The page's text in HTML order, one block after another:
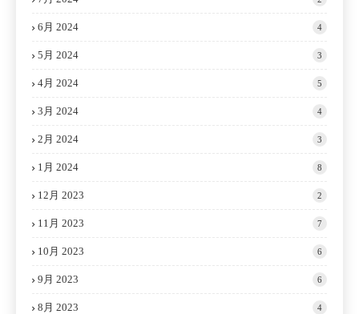
6月 2024 4
5月 2024 3
4月 2024 5
3月 2024 4
2月 2024 3
1月 2024 8
12月 2023 2
11月 2023 7
10月 2023 6
9月 2023 6
8月 2023 4